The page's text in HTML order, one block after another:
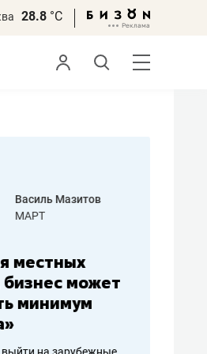
28.8 °С
Василь Мазитов
МАРТ
местных
может
минимум